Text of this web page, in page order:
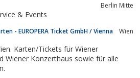
Berlin Mitte
& Events
- EUROPERA Ticket GmbH / Vienna
Wien
Karten/Tickets für Wiener
Wiener Konzerthaus sowie für alle